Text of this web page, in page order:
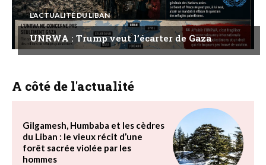
L'ACTUALITÉ DU LIBAN
UNRWA : Trump veut l’écarter de Gaza
A côté de l'actualité
Gilgamesh, Humbaba et les cèdres
du Liban : le vieux récit d’une
forêt sacrée violée par les
hommes